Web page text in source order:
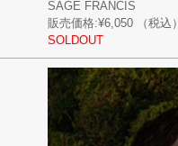
SAGE FRANCIS
販売価格:¥6,050
（税込）
SOLDOUT